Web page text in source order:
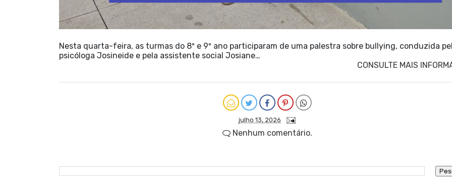
Nesta quarta-feira, as turmas do 8º e 9º ano participaram de uma palestra sobre bullying, conduzida
psicóloga Josineide e pela assistente social Josiane…
CONSULTE MAIS
julho 13, 2026
Nenhum comentário.